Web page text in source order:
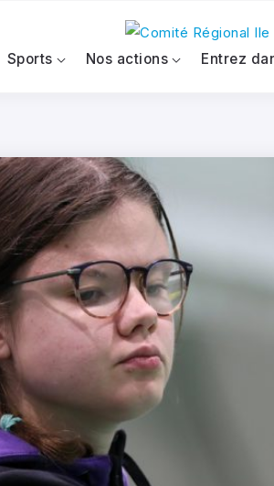
Sports Nos actions Entrez